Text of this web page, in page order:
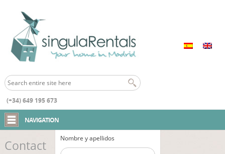
(+34) 649 195 673
NAVIGATION
Contact Nombre y apellidos